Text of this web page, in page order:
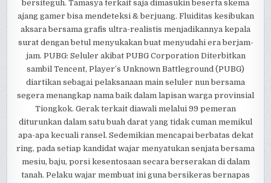
bersiteguh. Tamasya terkait saja dimasukin beserta skema
ajang gamer bisa mendeteksi & berjuang. Fluiditas kesibukan
aksara bersama grafis ultra-realistis menjadikannya kepala
surat dengan betul menyukakan buat menyudahi era berjam-
jam. PUBG: Seluler akibat PUBG Corporation Diterbitkan
sambil Tencent, Player’s Unknown Battleground (PUBG)
diartikan sebagai pelaksanaan main seluler nun bersama
segera menangkap nama baik dalam lapisan warga provinsial
Tiongkok. Gerak terkait diawali melalui 99 pemeran
diturunkan dalam satu buah darat yang tidak cuman memikul
apa-apa kecuali ransel. Sedemikian mencapai berbatas dekat
ring, pada setiap kandidat wajar menyatukan senjata bersama
mesiu, baju, porsi kesentosaan secara berserakan di dalam
tanah. Pelaku wajar membuat ini guna bersikeras bernapas